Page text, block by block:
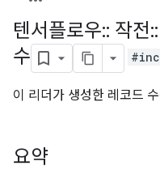
텐서플로우:: 작전::
수
이 리더가 생성한 레코드
요약